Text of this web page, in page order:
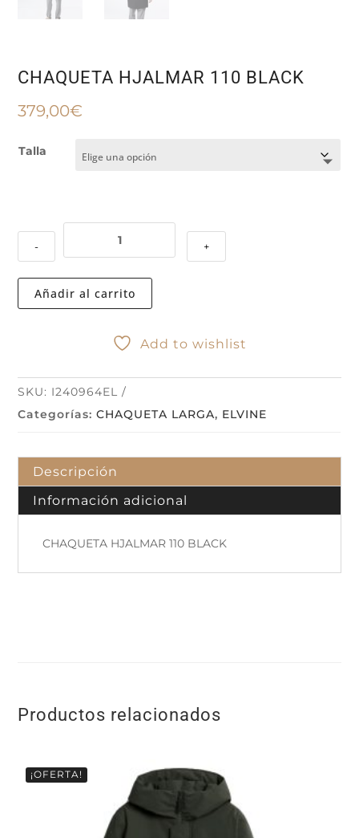
CHAQUETA HJALMAR 110 BLACK
379,00€
Talla
-
BLACK
+
Añadir al carrito
Add to wishlist
SKU: I240964EL
Categorías:CHAQUETA LARGA, ELVINE
Descripción
Información adicional
CHAQUETA HJALMAR 110 BLACK
Productos relacionados
¡OFERTA!